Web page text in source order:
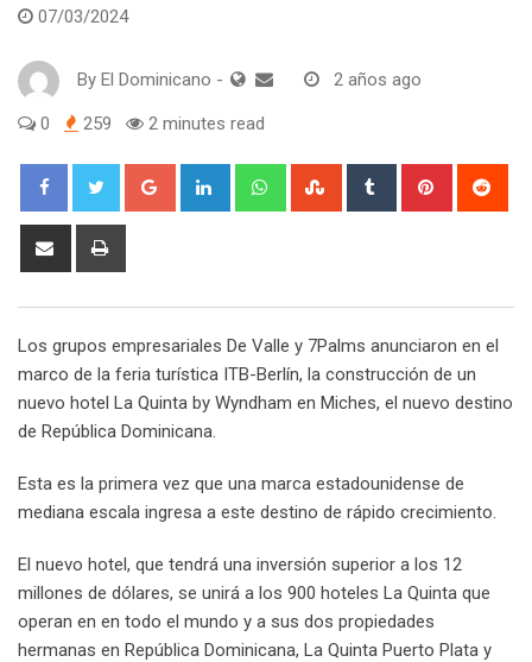
07/03/2024
By El Dominicano - 2 años ago
0 259 2 minutes read
Google+ LinkedIn WhatsappStumbleUpon
Tumblr Pinterest
Share
Los grupos empresariales De Valle y 7Palms anunciaron en el
marco de la feria turística ITB-Berlín, la construcción de un
nuevo hotel La Quinta by Wyndham en Miches, el nuevo destino
de República Dominicana.
Esta es la primera vez que una marca estadounidense de
mediana escala ingresa a este destino de rápido crecimiento.
El nuevo hotel, que tendrá una inversión superior a los 12
millones de dólares, se unirá a los 900 hoteles La Quinta que
operan en en todo el mundo y a sus dos propiedades
hermanas en República Dominicana, La Quinta Puerto Plata y